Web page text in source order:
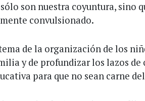
son nuestra coyuntura, sino
convulsionado.
de la organización de los
y de profundizar los lazos
para que no sean carne